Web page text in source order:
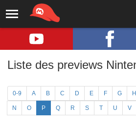
Liste des previews
0-9 A B C D E F G H
N O P Q R S T U V